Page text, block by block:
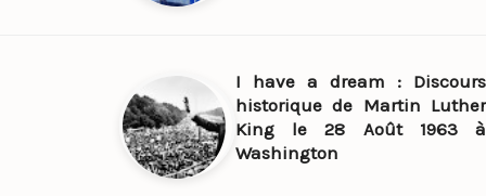
I have a dream : Discours
historique de Martin Luther
King le 28 Août 1963 à
Washington